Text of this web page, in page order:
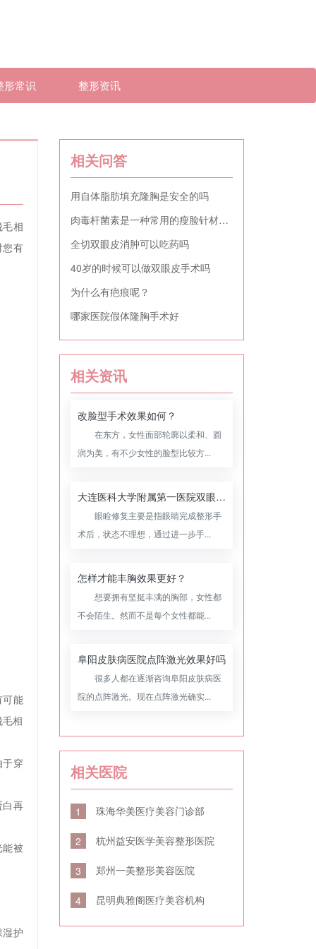
形常识 整形资讯
相
您有
可能
相
于穿
白再
能被
护
相关问答
用自体脂肪填充隆胸是安全的吗
肉毒杆菌素是一种常用的瘦脸针材料吗
全切双眼皮消肿可以吃药吗
40岁的时候可以做双眼皮手术吗
为什么有疤痕呢？
哪家医院假体隆胸手术好
相关资讯
改脸型手术效果如何？
在东方，女性面部轮廓以柔和、圆
润为美，有不少女性的脸型比较方...
大连医科大学附属第一医院双眼皮修复怎么样，附双眼皮修复案例
眼睑修复主要是指眼睛完成整形手
术后，状态不理想，通过进一步手...
怎样才能丰胸效果更好？
想要拥有坚挺丰满的胸部，女性都
不会陌生。然而不是每个女性都能...
阜阳皮肤病医院点阵激光效果好吗
很多人都在逐渐咨询阜阳皮肤病医
院的点阵激光。现在点阵激光确实...
相关医院
1 珠海华美医疗美容门诊部
2 杭州益安医学美容整形医院
3 郑州一美整形美容医院
4 昆明典雅阁医疗美容机构